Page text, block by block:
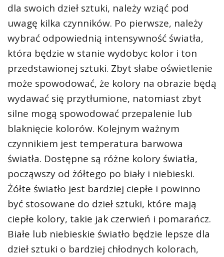
dla swoich dzieł sztuki, należy wziąć pod
uwagę kilka czynników. Po pierwsze, należy
wybrać odpowiednią intensywność światła,
która będzie w stanie wydobyc kolor i ton
przedstawionej sztuki. Zbyt słabe oświetlenie
może spowodować, że kolory na obrazie będą
wydawać się przytłumione, natomiast zbyt
silne mogą spowodować przepalenie lub
blaknięcie kolorów. Kolejnym ważnym
czynnikiem jest temperatura barwowa
światła. Dostępne są różne kolory światła,
począwszy od żółtego po biały i niebieski.
Żółte światło jest bardziej ciepłe i powinno
być stosowane do dzieł sztuki, które mają
ciepłe kolory, takie jak czerwień i pomarańcz.
Białe lub niebieskie światło będzie lepsze dla
dzieł sztuki o bardziej chłodnych kolorach,